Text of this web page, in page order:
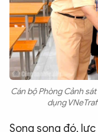
Cán bộ Phòng Cảnh
dụng
Song song đó,